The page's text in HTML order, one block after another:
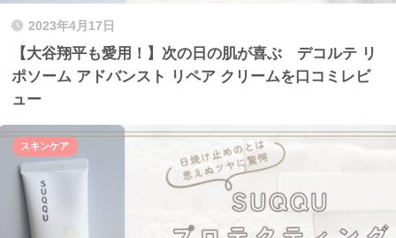
2023年4月17日
【大谷翔平も愛用！】次の日の肌が喜ぶ デコルテ リ
ポソーム アドバンスト リペア クリームを口コミレビ
ュー
スキンケア